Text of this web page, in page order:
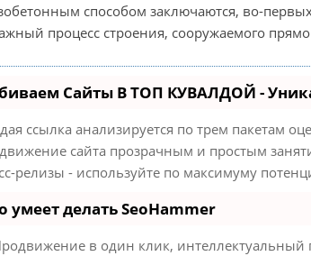
способом заключаются, во-
процесс строения, сооружаемого
Сайты В ТОП КУВАЛДОЙ -
ссылка анализируется по трем пакетам
сайта прозрачным и простым
релизы - используйте по максимуму
умеет делать SeoHammer
в один клик, интеллектуальный